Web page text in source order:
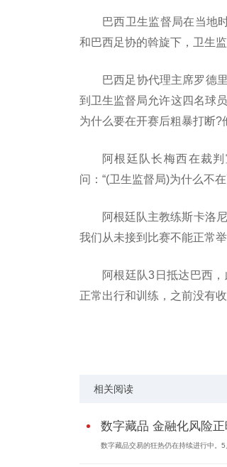
巴西卫生监督局在当地
和巴西足协的斡旋下，卫生
巴西足协代理主席罗德
到卫生监督局允许这四名球
为什么要在开赛后粗暴打断?
阿根廷队长梅西在裁
问：“(卫生监督局)为什么不
阿根廷队主教练斯卡洛
我们从未接到比赛不能正常
阿根廷队3日抵达巴西
正常出行和训练，之前没有
相关阅读
数字藏品 金融化风险
数字藏品交易的狂热仍在持续进行中。